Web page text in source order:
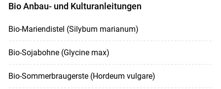
Bio Anbau- und Kulturanleitungen
Bio-Mariendistel (Silybum marianum)
Bio-Sojabohne (Glycine max)
Bio-Sommerbraugerste (Hordeum vulgare)